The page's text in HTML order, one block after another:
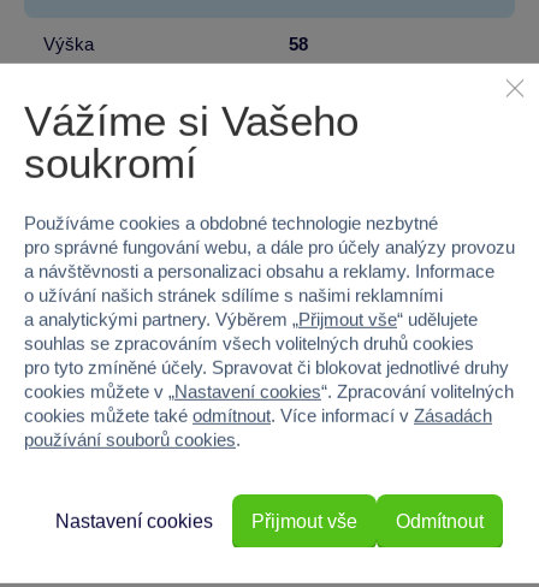
Výška 58
Hmotnost v gramech
80 %
Průměr z 1 hodnocení
100 % zákazníků doporučuje
Napište recenzi a pomozte ostatním s výběrem.
Vážíme si Vašeho
soukromí
Používáme cookies a obdobné technologie nezbytné
pro správné fungování webu, a dále pro účely analýzy provozu
a návštěvnosti a personalizaci obsahu a reklamy. Informace
o užívání našich stránek sdílíme s našimi reklamními
a analytickými partnery. Výběrem „Přijmout vše“ udělujete
souhlas se zpracováním všech volitelných druhů cookies
pro tyto zmíněné účely. Spravovat či blokovat jednotlivé druhy
cookies můžete v „Nastavení cookies“. Zpracování volitelných
cookies můžete také odmítnout. Více informací v Zásadách
používání souborů cookies.
Odmítnout
Nastavení cookies Přijmout vše